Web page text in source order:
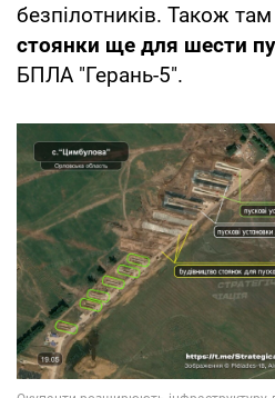
безпілотників. Також там
стоянки ще для шести
БПЛА "Герань-5".